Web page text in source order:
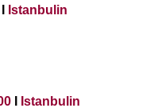
Istanbulin
I
Istanbulin